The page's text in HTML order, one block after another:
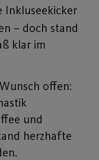
Inkluseekicker
– doch stand
klar im
offen:
und
herzhafte